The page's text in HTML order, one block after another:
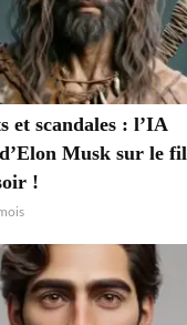
et scandales : l’IA
Musk sur le fil
!